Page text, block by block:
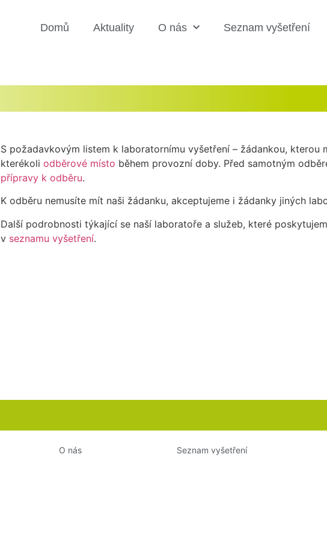
Domů Aktuality O nás Seznam vyšetření
S požadavkovým listem k laboratornímu vyšetření – žádankou, kterou
kterékoli odběrové místo během provozní doby. Před samotným
přípravy k odběru.
K odběru nemusíte mít naši žádanku, akceptujeme i žádanky jiných
Další podrobnosti týkající se naší laboratoře a služeb, které
v seznamu vyšetření.
O nás Seznam vyšetření